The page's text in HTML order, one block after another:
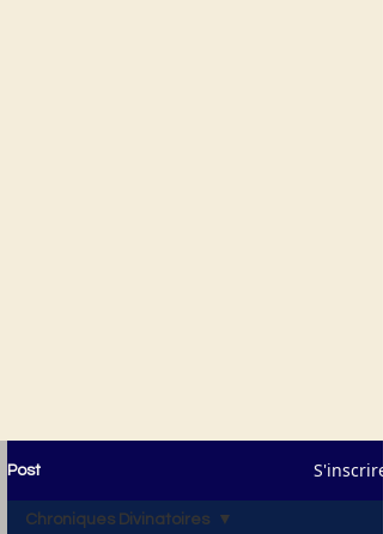
Post S'inscrire
Chroniques Divinatoires